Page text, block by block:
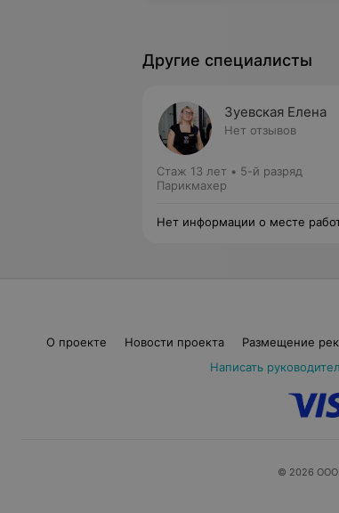
Другие специалисты
Зуевская Елена
Нет отзывов
Стаж 13 лет • 5-й разряд
Парикмахер
Нет информации о месте
О проекте Новости проекта Размещение
Написать
© 2026 ООО